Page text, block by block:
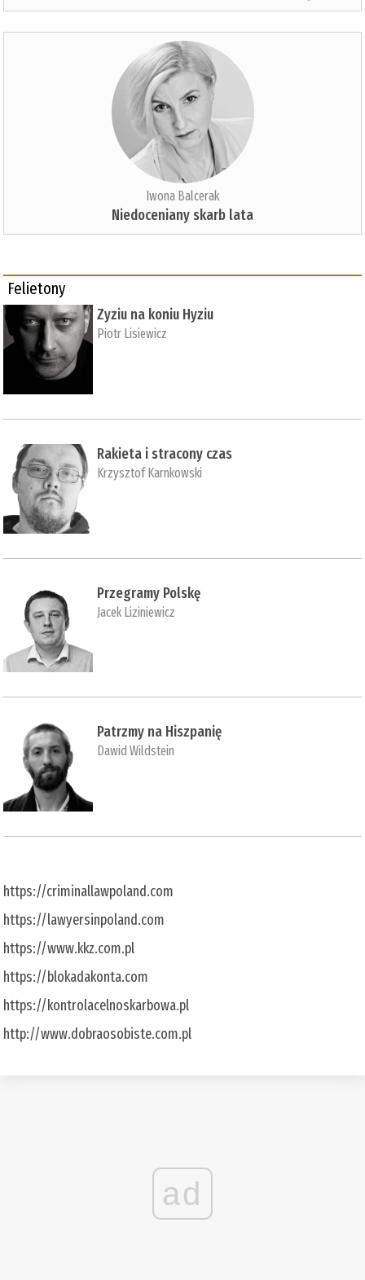
Iwona Balcerak
Niedoceniany skarb lata
Felietony
Zyziu na koniu Hyziu
Piotr Lisiewicz
Rakieta i stracony czas
Krzysztof Karnkowski
Przegramy Polskę
Jacek Liziniewicz
Patrzmy na Hiszpanię
Dawid Wildstein
https://criminallawpoland.com
https://lawyersinpoland.com
https://www.kkz.com.pl
https://blokadakonta.com
https://kontrolacelnoskarbowa.pl
http://www.dobraosobiste.com.pl
ad